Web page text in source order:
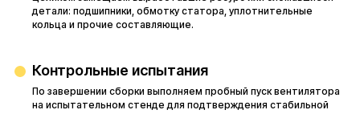
детали: подшипники, обмотку статора, уплотнительные
кольца и прочие составляющие.
Контрольные испытания
По завершении сборки выполняем пробный пуск вентилятора
на испытательном стенде для подтверждения стабильной